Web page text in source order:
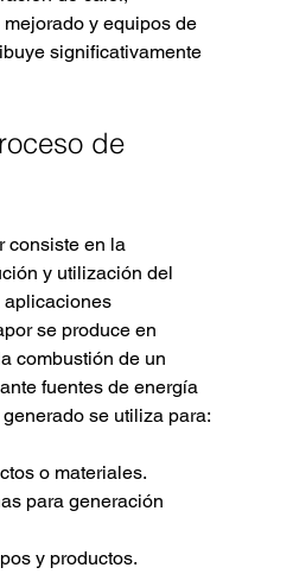
y equipos de
significativamente
de
consiste en la
y utilización del
aplicaciones
se produce en
combustión de un
fuentes de energía
se utiliza para:
o materiales.
para generación
y productos.